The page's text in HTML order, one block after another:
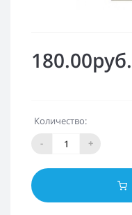
180.00руб.
Количество:
-
+